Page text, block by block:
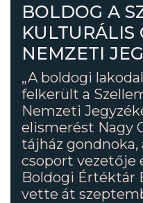
BOLDOG A
KULTURÁLIS
NEMZETI
„A boldogi
felkerült a
Nemzeti
elismerést Nagy
tájház
csoport vezetője
Boldogi Értéktár
vette át